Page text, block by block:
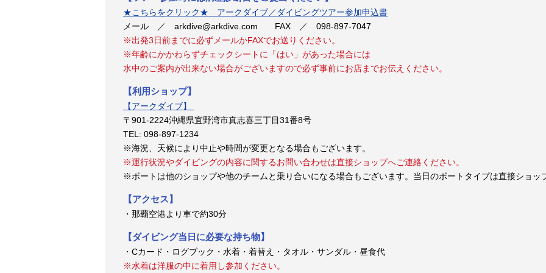
★こちらをクリック★ アークダイブ／ダイビングツアー参加申込書
メール ／ arkdive@arkdive.com FAX ／ 098-897-7047
※出発3日前までに必ずメールかFAXでお送りください。
※年齢にかかわらずチェックシートに「はい」があった場合には
水中のご案内が出来ない場合がございますので必ず事前にお店までお伝えください。
【利用ショップ】
【アークダイブ】
〒901-2224沖縄県宜野湾市真志喜三丁目31番8号
TEL: 098-897-1234
※海況、天候により中止や時間が変更となる場合もございます。
※運行状況やダイビングの内容に関するお問い合わせは直接ショップへご連絡ください。
※ボートは他のショップや他のチームと乗り合いになる場合もございます。当日のボートタイプは直接ショッ
【アクセス】
・那覇空港より車で約30分
【ダイビング当日に必要な持ち物】
・Cカード・ログブック・水着・着替え・タオル・サンダル・昼食代
※水着は洋服の中に着用し参加ください。